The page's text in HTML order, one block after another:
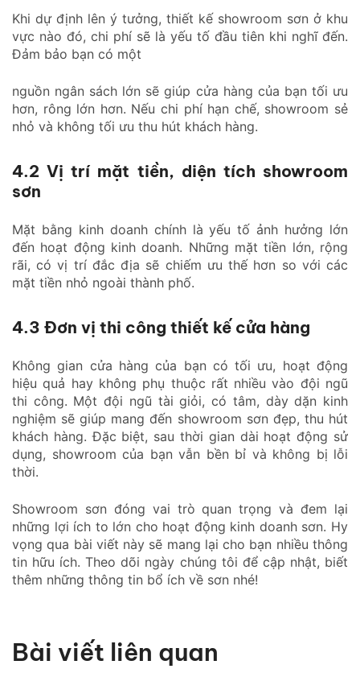
Khi dự định lên ý tưởng, thiết kế showroom sơn ở khu
vực nào đó, chi phí sẽ là yếu tố đầu tiên khi nghĩ đến.
Đảm bảo bạn có một
nguồn ngân sách lớn sẽ giúp cửa hàng của bạn tối ưu
hơn, rông lớn hơn. Nếu chi phí hạn chế, showroom sẻ
nhỏ và không tối ưu thu hút khách hàng.
4.2 Vị trí mặt tiền, diện tích showroom
sơn
Mặt bằng kinh doanh chính là yếu tố ảnh hưởng lớn
đến hoạt động kinh doanh. Những mặt tiền lớn, rộng
rãi, có vị trí đắc địa sẽ chiếm ưu thế hơn so với các
mặt tiền nhỏ ngoài thành phố.
4.3 Đơn vị thi công thiết kế cửa hàng
Không gian cửa hàng của bạn có tối ưu, hoạt động
hiệu quả hay không phụ thuộc rất nhiều vào đội ngũ
thi công. Một đội ngũ tài giỏi, có tâm, dày dặn kinh
nghiệm sẽ giúp mang đến showroom sơn đẹp, thu hút
khách hàng. Đặc biệt, sau thời gian dài hoạt động sử
dụng, showroom của bạn vẫn bền bỉ và không bị lỗi
thời.
Showroom sơn đóng vai trò quan trọng và đem lại
những lợi ích to lớn cho hoạt động kinh doanh sơn. Hy
vọng qua bài viết này sẽ mang lại cho bạn nhiều thông
tin hữu ích. Theo dõi ngày chúng tôi để cập nhật, biết
thêm những thông tin bổ ích về sơn nhé!
Bài viết liên quan